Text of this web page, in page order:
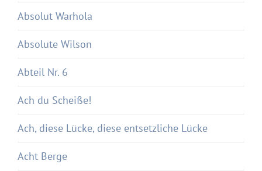
Absolut Warhola
Absolute Wilson
Abteil Nr. 6
Ach du Scheiße!
Ach, diese Lücke, diese entsetzliche Lücke
Acht Berge